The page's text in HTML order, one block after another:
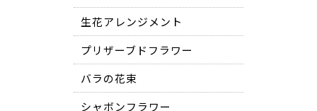
生花アレンジメント
プリザーブドフラワー
バラの花束
シャボンフラワー